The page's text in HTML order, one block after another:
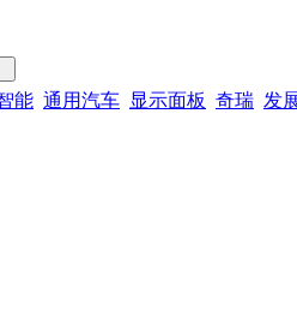
能 通用汽车 显示面板 奇瑞 发